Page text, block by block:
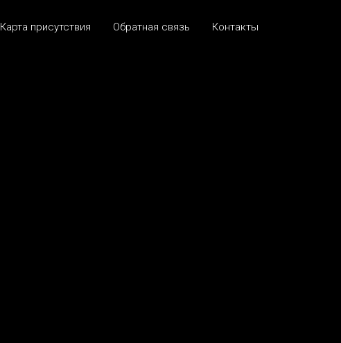
Карта присутствия Обратная связь Контакты